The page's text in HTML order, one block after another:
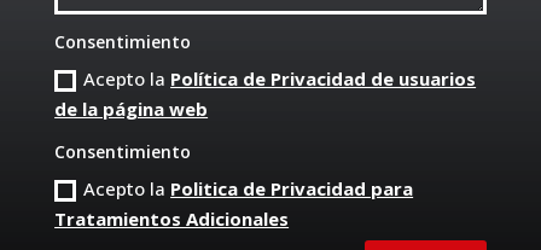
Consentimiento
Acepto la Política de Privacidad de usuarios
de la página web
Consentimiento
Acepto la Politica de Privacidad para
Tratamientos Adicionales